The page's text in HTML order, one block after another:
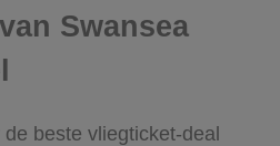
Swansea
beste vliegticket-deal